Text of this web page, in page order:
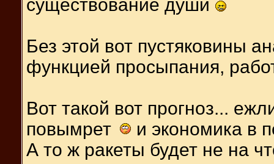
существование души
Без этой вот пустяковины
функцией просыпания,
Вот такой вот прогноз...
повымрет
и экономика в
А то ж ракеты будет не на